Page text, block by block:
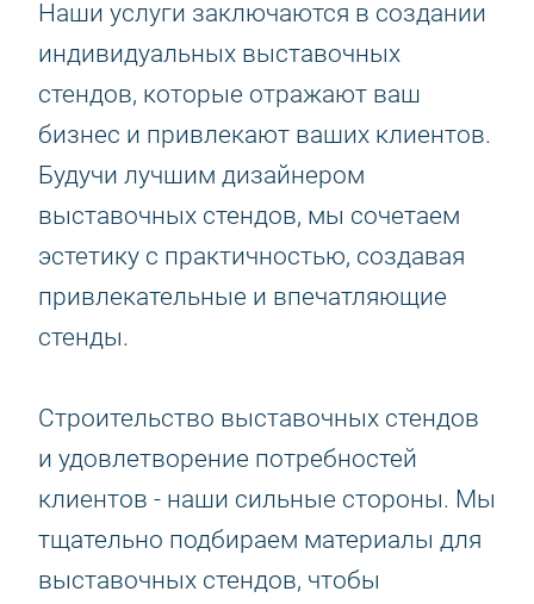
Наши услуги заключаются в создании
индивидуальных выставочных
стендов, которые отражают ваш
бизнес и привлекают ваших клиентов.
Будучи лучшим дизайнером
выставочных стендов, мы сочетаем
эстетику с практичностью, создавая
привлекательные и впечатляющие
стенды.
Строительство выставочных стендов
и удовлетворение потребностей
клиентов - наши сильные стороны. Мы
тщательно подбираем материалы для
выставочных стендов, чтобы